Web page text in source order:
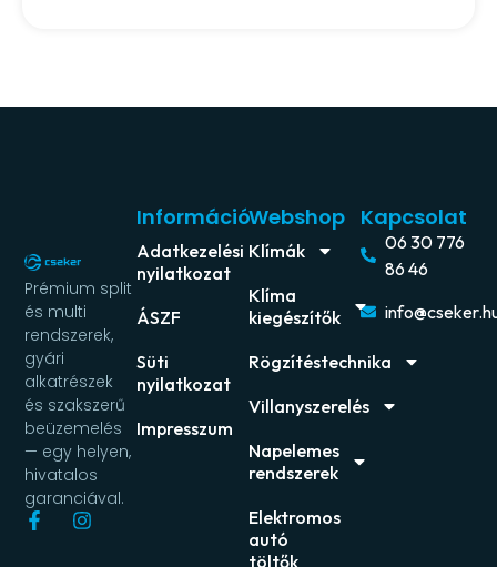
Prémium split
és multi
rendszerek,
gyári
alkatrészek
és szakszerű
beüzemelés
— egy helyen,
hivatalos
garanciával.
Webshop
Klímák
Klíma
kiegészítők
Rögzítéstechnika
Villanyszerelés
Napelemes
rendszerek
Elektromos
autó
töltők
Információ
Adatkezelési
nyilatkozat
ÁSZF
Süti
nyilatkozat
Impresszum
Kapcsolat
06 30 776
86 46